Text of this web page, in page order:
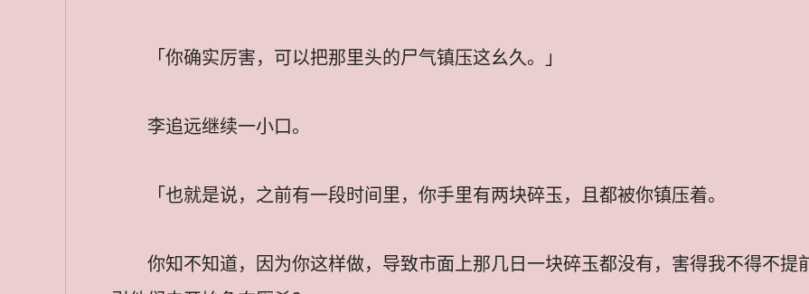
「你确实厉害，可以把那里头的尸气镇压这幺久。」
李追远继续一小口。
「也就是说，之前有一段时间里，你手里有两块碎玉，且都被你镇压着。
你知不知道，因为你这样做，导致市面上那几日一块碎玉都没有，害得我不得不提